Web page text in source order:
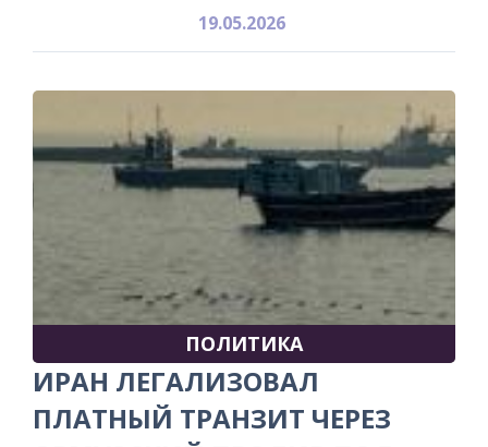
19.05.2026
ПОЛИТИКА
ИРАН ЛЕГАЛИЗОВАЛ
ПЛАТНЫЙ ТРАНЗИТ ЧЕРЕЗ